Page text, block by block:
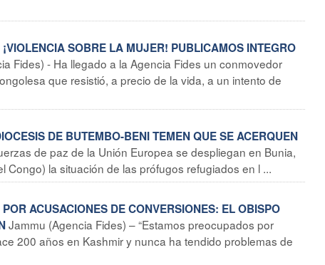
SOBRE LA MUJER! PUBLICAMOS INTEGRO
Fides) - Ha llegado a la Agencia Fides un conmovedor
que resistió, a precio de la vida, a un intento de
DE BUTEMBO-BENI TEMEN QUE SE ACERQUEN
de paz de la Unión Europea se despliegan en Bunia,
la situación de las prófugos refugiados en l ...
ACUSACIONES DE CONVERSIONES: EL OBISPO
Jammu (Agencia Fides) – “Estamos preocupados por
200 años en Kashmir y nunca ha tendido problemas de